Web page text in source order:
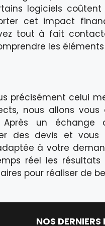
logiciels
cet impact
tout à fait
les
précisément celui
nous allons
un échange
des devis et
à votre
réel les
pour réaliser de
NOS DERNIERS